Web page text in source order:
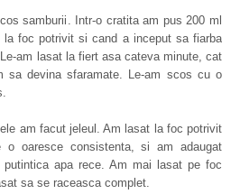
samburii. Intr-o cratita am pus 200 ml
foc potrivit si cand a inceput sa fiarba
am lasat la fiert asa cateva minute, cat
sa devina sfaramate. Le-am scos cu o
am facut jeleul. Am lasat la foc potrivit
oaresce consistenta, si am adaugat
apa rece. Am mai lasat pe foc
sa se raceasca complet.